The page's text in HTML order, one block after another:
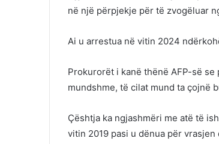
në një përpjekje për të zvogëluar
Ai u arrestua në vitin 2024
Prokurorët i kanë thënë AFP-së
mundshme, të cilat mund ta çojnë
Çështja ka ngjashmëri me atë të
vitin 2019 pasi u dënua për